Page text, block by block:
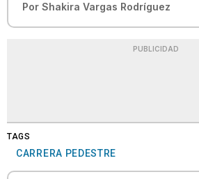
Por Shakira Vargas Rodríguez
PUBLICIDAD
TAGS
CARRERA PEDESTRE